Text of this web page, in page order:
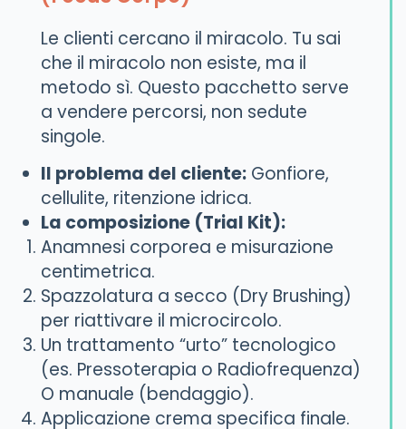
Le clienti cercano il miracolo. Tu sai
che il miracolo non esiste, ma il
metodo sì. Questo pacchetto serve
a vendere percorsi, non sedute
singole.
Il problema del cliente: Gonfiore,
cellulite, ritenzione idrica.
La composizione (Trial Kit):
Anamnesi corporea e misurazione
centimetrica.
Spazzolatura a secco (Dry Brushing)
per riattivare il microcircolo.
Un trattamento “urto” tecnologico
(es. Pressoterapia o Radiofrequenza)
O manuale (bendaggio).
Applicazione crema specifica finale.